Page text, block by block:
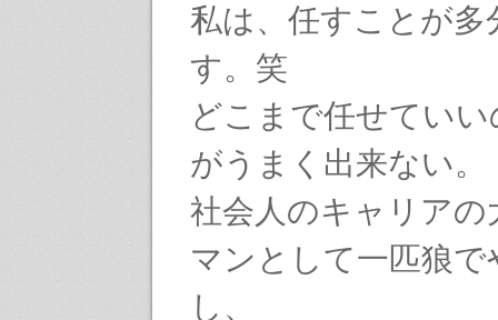
私は、任すことが多
す。笑
どこまで任せてい
がうまく出来ない。
社会人のキャリアの
マンとして一匹狼
し、